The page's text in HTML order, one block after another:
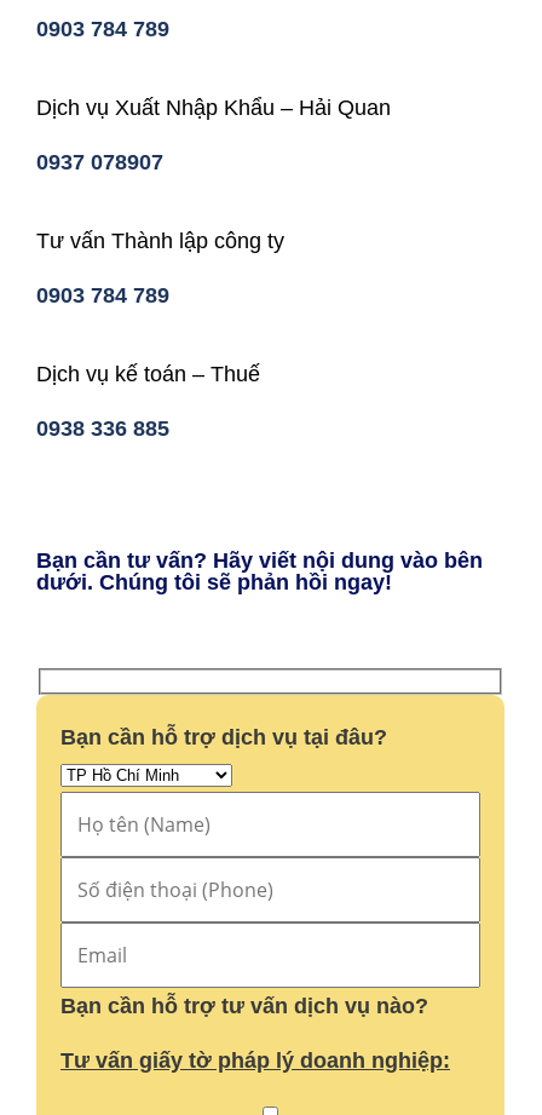
0903 784 789
Dịch vụ Xuất Nhập Khẩu – Hải Quan
0937 078907
Tư vấn Thành lập công ty
0903 784 789
Dịch vụ kế toán – Thuế
0938 336 885
Bạn cần tư vấn? Hãy viết nội dung vào bên
dưới. Chúng tôi sẽ phản hồi ngay!
Bạn cần hỗ trợ dịch vụ tại đâu?
Bạn cần hỗ trợ tư vấn dịch vụ nào?
Tư vấn giấy tờ pháp lý doanh nghiệp: